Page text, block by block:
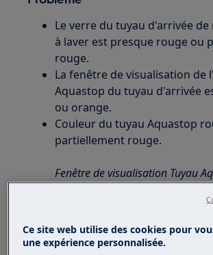
Le verre du tuyau d'arrivée de
à laver est presque rouge ou
rouge.
La fenêtre de visualisation de
Aquastop du tuyau d'arrivée
ou orange.
Couleur du tuyau Aquastop
partiellement rouge.
Fenêtre de visualisation Tuyau
Ce site web utilise des cookies pour
une expérience personnalisée.